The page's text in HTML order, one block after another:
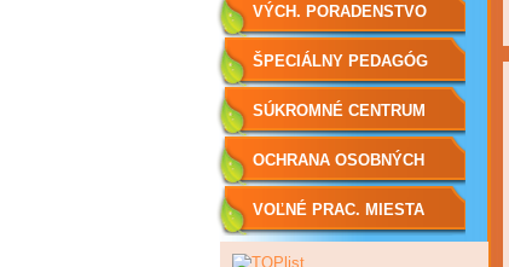
VÝCH. PORADENSTVO
ŠPECIÁLNY PEDAGÓG
SÚKROMNÉ CENTRUM
ŠPP
OCHRANA OSOBNÝCH
ÚDAJOV
VOĽNÉ PRAC. MIESTA